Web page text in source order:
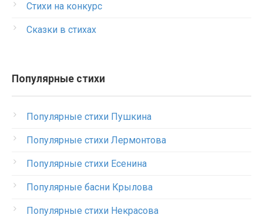
Стихи на конкурс
Сказки в стихах
Популярные стихи
Популярные стихи Пушкина
Популярные стихи Лермонтова
Популярные стихи Есенина
Популярные басни Крылова
Популярные стихи Некрасова